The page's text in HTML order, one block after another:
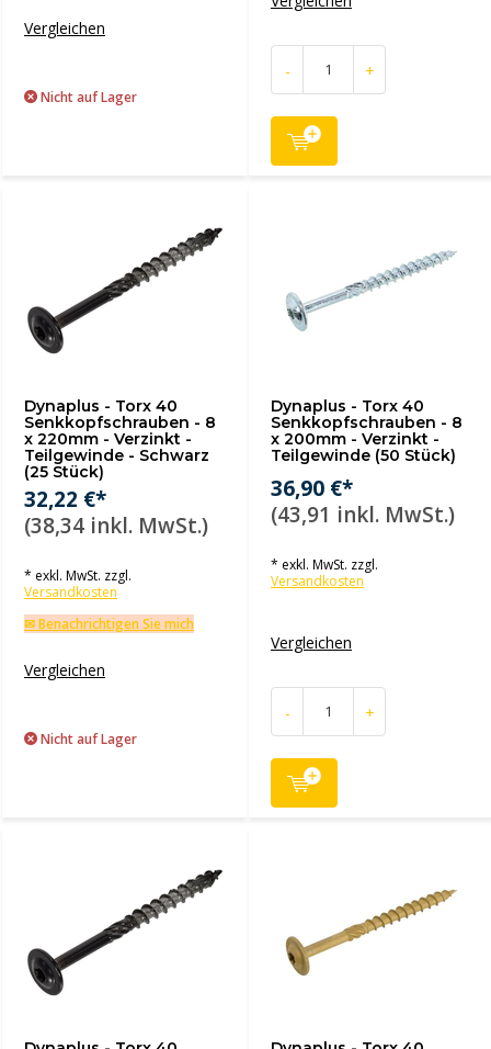
Vergleichen
Nicht auf Lager
- +
Dynaplus - Torx 40
Senkkopfschrauben - 8
x 220mm - Verzinkt -
Teilgewinde - Schwarz
(25 Stück)
32,22 €*
(38,34 inkl. MwSt.)
* exkl. MwSt. zzgl.
Versandkosten
✉ Benachrichtigen Sie mich
Vergleichen
Nicht auf Lager
Dynaplus - Torx 40
Senkkopfschrauben - 8
x 200mm - Verzinkt -
Teilgewinde (50 Stück)
36,90 €*
(43,91 inkl. MwSt.)
* exkl. MwSt. zzgl.
Versandkosten
Vergleichen
- +